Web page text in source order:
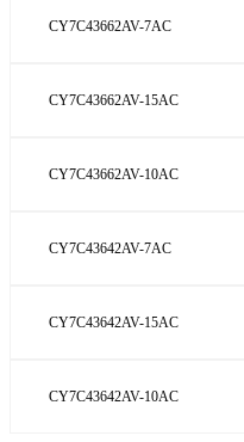
CY7C43662AV-7AC
CY7C43662AV-15AC
CY7C43662AV-10AC
CY7C43642AV-7AC
CY7C43642AV-15AC
CY7C43642AV-10AC